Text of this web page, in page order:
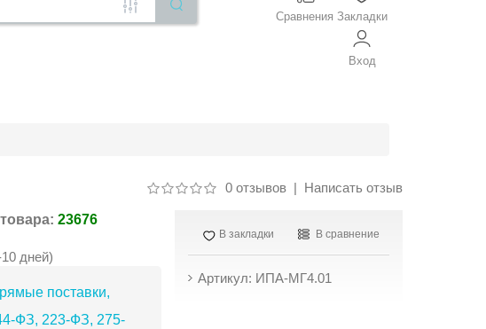
Закладки
Сравнения
Вход
0 отзывов| Написать отзыв
23676
дней)
поставки,
ФЗ, 223-ФЗ, 275-
В закладки В сравнение
Артикул: ИПА-МГ4.01